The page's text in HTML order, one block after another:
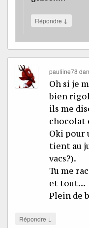
Répondre ↓
pauliine78
Oh si je
bien
ils me
chocolat
Oki pour
tient au
vacs?).
Tu me
et tout…
Plein de
Répondre ↓